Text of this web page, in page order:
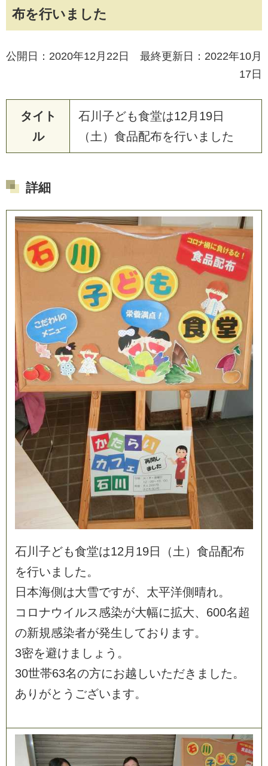
布を行いました
公開日：2020年12月22日 最終更新日：2022年10月
17日
タイト
ル
石川 子ども食堂は12 月 19日
（ 土 ） 食品配布を行い ま した
詳細
石川 子ども食堂は12 月 19日 （ 土 ） 食品配布
を行い ま した。
日 本海側 は大雪ですが、 太平洋側 晴れ。
コ ロナウ イ ルス感染が大幅に拡大、 600名超
の新規感染者が発生 してお り ま す。
3密を避け ま し ょ う 。
30世帯63名の方にお越 しいただき ま した。
あ り がと う ござい ま す。